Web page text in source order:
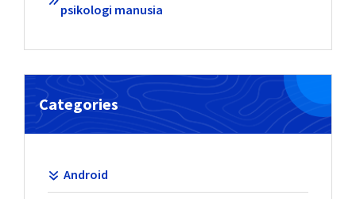
psikologi manusia
Categories
Android